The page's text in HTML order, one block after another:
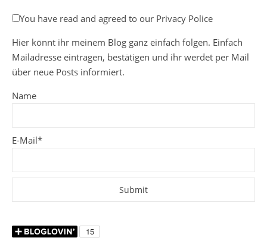
You have read and agreed to our Privacy Police
Hier könnt ihr meinem Blog ganz einfach folgen. Einfach
Mailadresse eintragen, bestätigen und ihr werdet per Mail
über neue Posts informiert.
Name
E-Mail*